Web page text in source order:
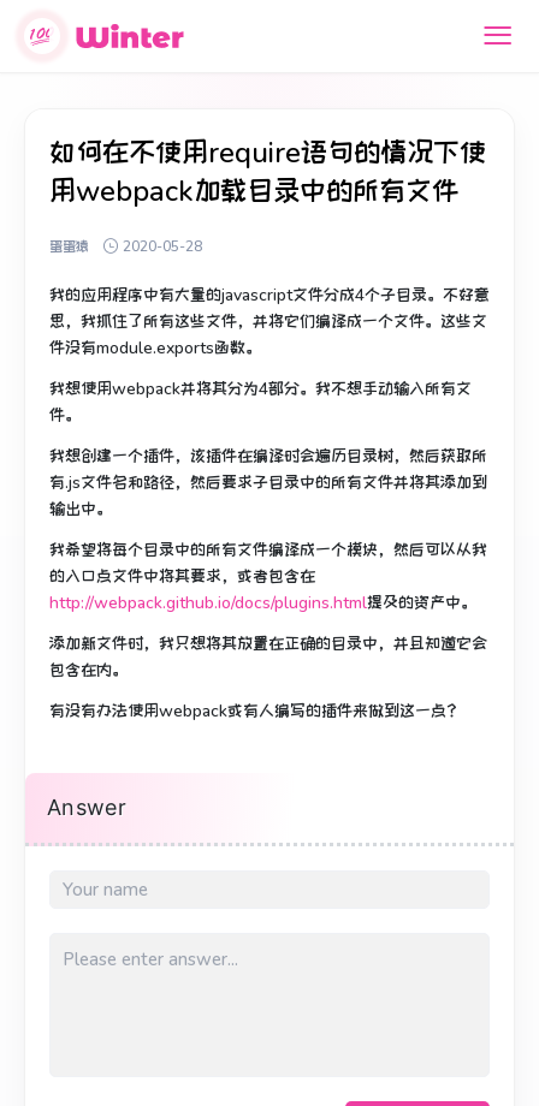
如何在不使用require语句的情况下使
用webpack加载目录中的所有文件
蛋蛋猿 2020-05-28
我的应用程序中有大量的javascript文件分成4个子目录。 不好意
思，我抓住了所有这些文件，并将它们编译成一个文件。 这些文
件没有module.exports函数。
我想使用webpack并将其分为4部分。 我不想手动输入所有文
件。
我想创建一个插件，该插件在编译时会遍历目录树，然后获取所
有.js文件名和路径，然后要求子目录中的所有文件并将其添加到
输出中。
我希望将每个目录中的所有文件编译成一个模块，然后可以从我
的入口点文件中将其要求，或者包含在
http://webpack.github.io/docs/plugins.html提及的资产中。
添加新文件时，我只想将其放置在正确的目录中，并且知道它会
包含在内。
有没有办法使用webpack或有人编写的插件来做到这一点？
Answer